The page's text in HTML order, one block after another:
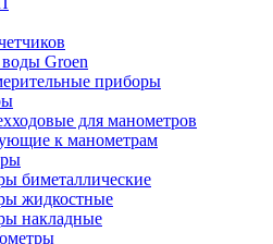
Groen
приборы
для манометров
к манометрам
биметаллические
жидкостные
накладные